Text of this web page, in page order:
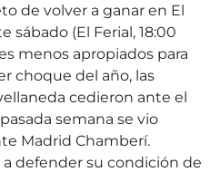
de volver a ganar en El
sábado (El Ferial, 18:00
menos apropiados para
choque del año, las
cedieron ante el
semana se vio
Madrid Chamberí.
a defender su condición de